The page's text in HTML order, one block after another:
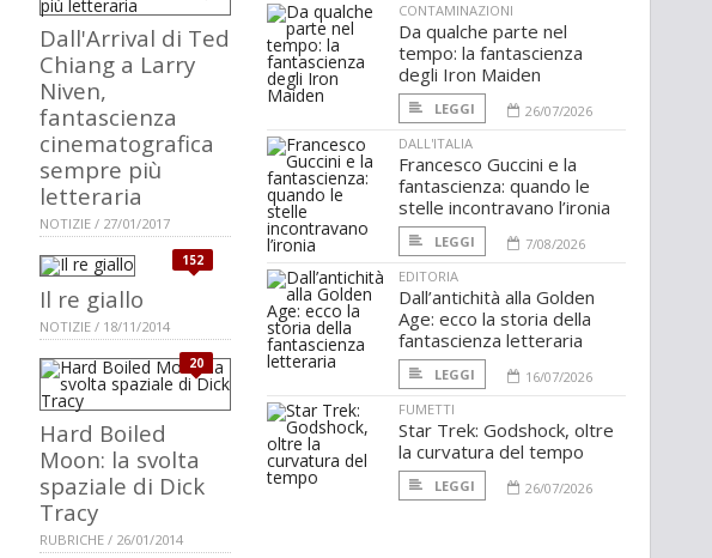
Dall'Arrival di Ted
Chiang a Larry
Niven,
fantascienza
cinematografica
sempre più
letteraria
NOTIZIE / 27/01/2017
152
Il re giallo
NOTIZIE / 18/11/2014
20
Hard Boiled
Moon: la svolta
spaziale di Dick
Tracy
RUBRICHE / 26/01/2014
CONTAMINAZIONI
Da qualche parte nel
tempo: la fantascienza
degli Iron Maiden
LEGGI
26/07/2026
DALL'ITALIA
Francesco Guccini e la
fantascienza: quando le
stelle incontravano l’ironia
LEGGI
7/08/2026
EDITORIA
Dall’antichità alla Golden
Age: ecco la storia della
fantascienza letteraria
LEGGI
16/07/2026
FUMETTI
Star Trek: Godshock, oltre
la curvatura del tempo
LEGGI 26/07/2026